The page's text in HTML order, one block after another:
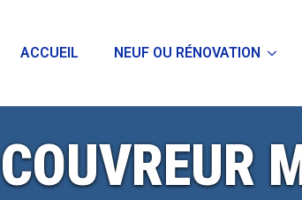
ACCUEIL NEUF OU RÉNOVATION
COUVREUR